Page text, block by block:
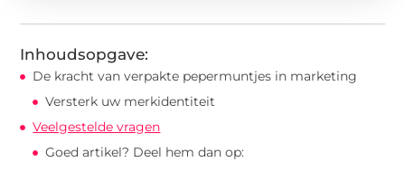
Inhoudsopgave:
De kracht van verpakte pepermuntjes in marketing
Versterk uw merkidentiteit
Veelgestelde vragen
Goed artikel? Deel hem dan op: